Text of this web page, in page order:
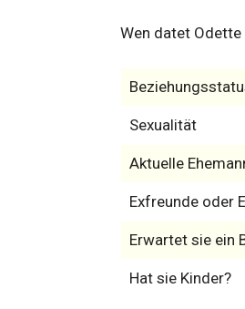
Wen datet
Sexualität
Aktuelle
Exfreunde oder
Erwartet sie ein
Hat sie Kinder?